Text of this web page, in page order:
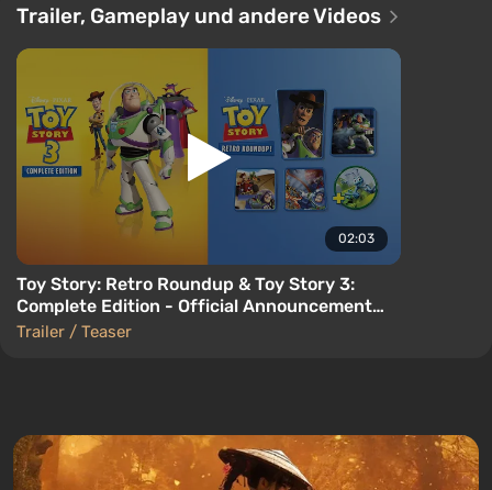
Trailer, Gameplay und andere Videos
02:03
Toy Story: Retro Roundup & Toy Story 3:
Complete Edition - Official Announcement
Trailer
Trailer / Teaser